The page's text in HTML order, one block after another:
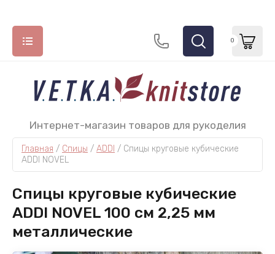
Hiya
ПРЯЖА
Yarns
Интернет-магазин товаров для рукоделия
0
Главная / Спицы / ADDI / Спицы круговые кубические
ADDI NOVEL
Спицы круговые кубические
ADDI NOVEL 100 см 2,25 мм
металлические